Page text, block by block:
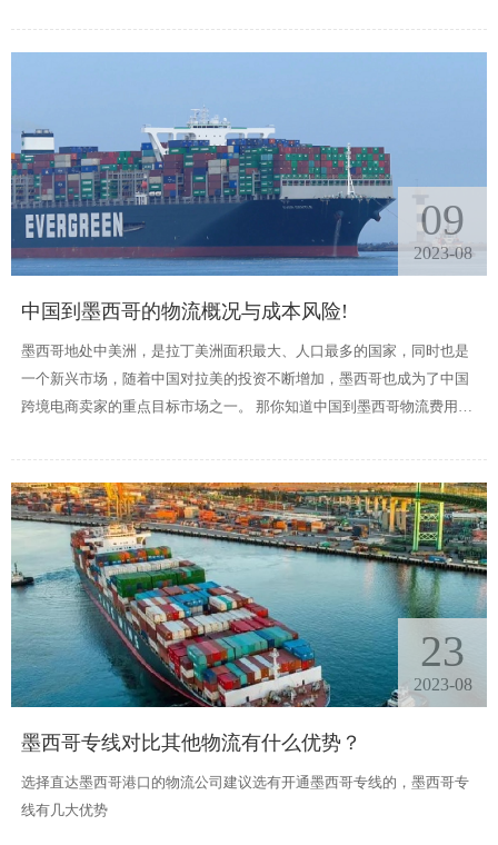
09
2023-08
中国到墨西哥的物流概况与成本风险!
墨西哥地处中美洲，是拉丁美洲面积最大、人口最多的国家，同时也是
一个新兴市场，随着中国对拉美的投资不断增加，墨西哥也成为了中国
跨境电商卖家的重点目标市场之一。 那你知道中国到墨西哥物流费用大
23
2023-08
墨西哥专线对比其他物流有什么优势？
选择直达墨西哥港口的物流公司建议选有开通墨西哥专线的，墨西哥专
线有几大优势